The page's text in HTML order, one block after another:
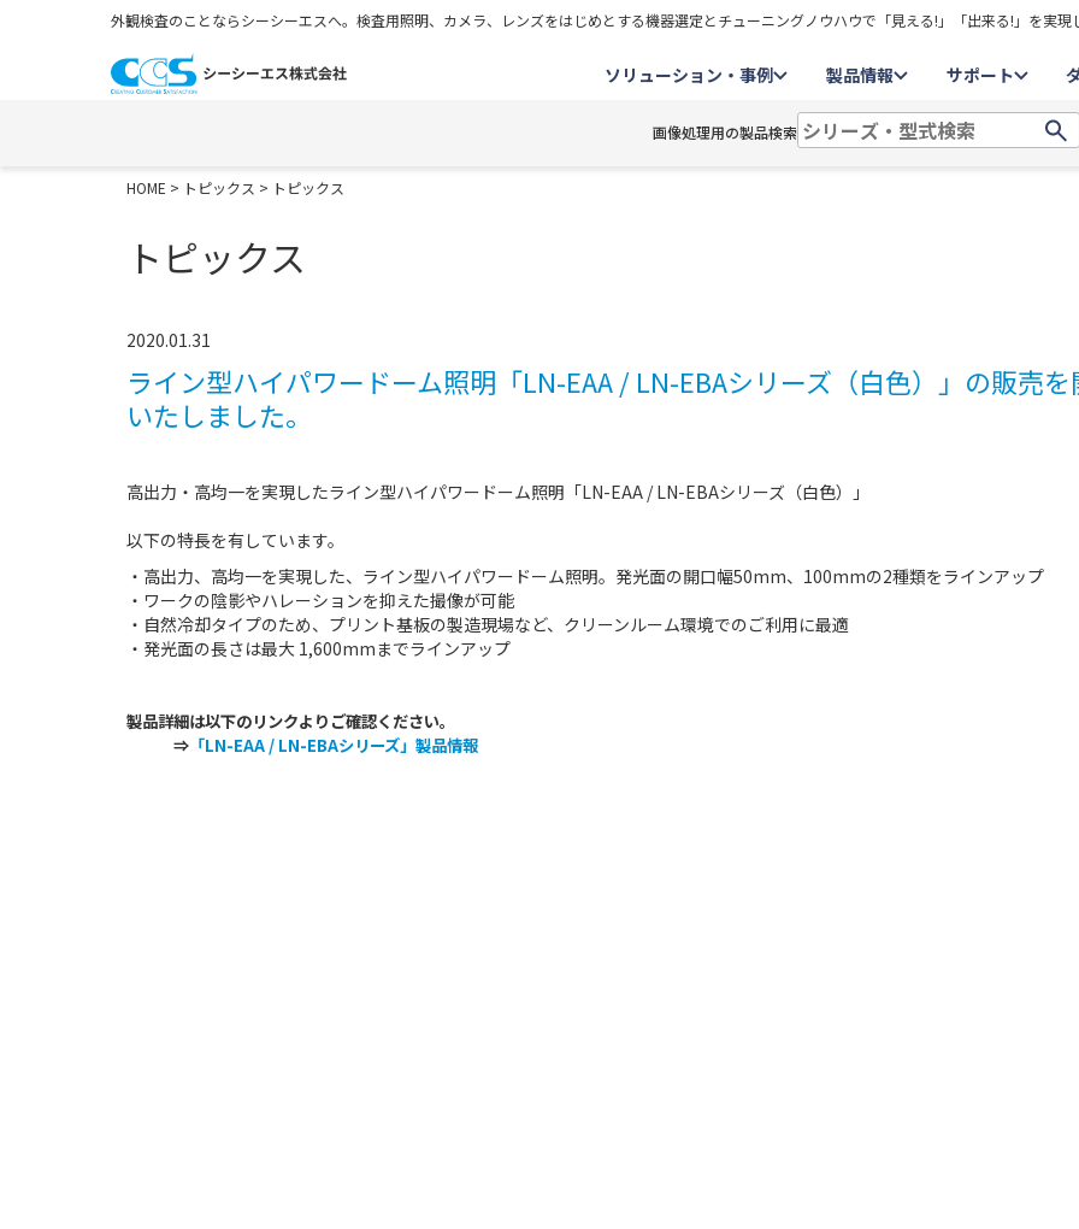
外観検査のことならシーシーエスへ。検査用照明、カメラ、レンズをはじめとする機器選定とチューニングノウハウで「見える!」「出来る!」を実現
ソリューション・事例 製品情報 サポート
画像処理用の製品検索
HOME > トピックス > トピックス
トピックス
2020.01.31
ライン型ハイパワードーム照明「LN-EAA / LN-EBAシリーズ（白色）」の販売を
いたしました。
高出力・高均一を実現したライン型ハイパワードーム照明「LN-EAA / LN-EBAシリーズ（白色）」
以下の特長を有しています。
・高出力、高均一を実現した、ライン型ハイパワードーム照明。発光面の開口幅50mm、100mmの2種類をラインアップ
・ワークの陰影やハレーションを抑えた撮像が可能
・自然冷却タイプのため、プリント基板の製造現場など、クリーンルーム環境でのご利用に最適
・発光面の長さは最大 1,600mmまでラインアップ
製品詳細は以下のリンクよりご確認ください。
⇒ 「LN-EAA / LN-EBAシリーズ」製品情報